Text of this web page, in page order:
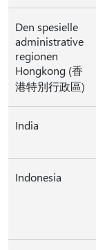
Den spesielle
administrative
regionen
Hongkong (香
港特別行政區)
India
Indonesia